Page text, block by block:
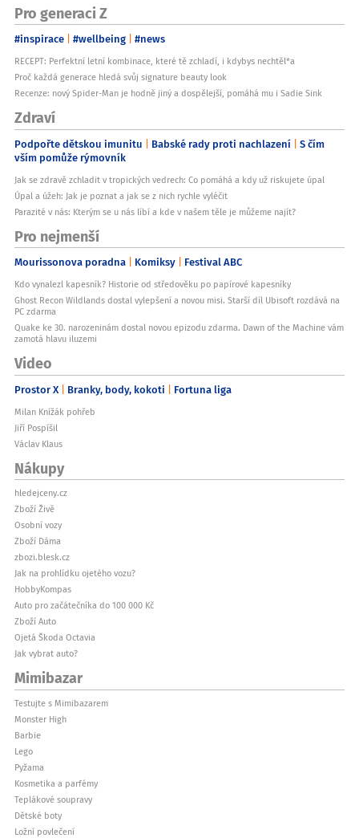
Pro generaci Z
#inspirace #wellbeing #news
RECEPT: Perfektní letní kombinace, které tě zchladí, i kdybys nechtěl*a
Proč každá generace hledá svůj signature beauty look
Recenze: nový Spider-Man je hodně jiný a dospělejší, pomáhá mu i Sadie Sink
Zdraví
Podpořte dětskou imunitu Babské rady proti nachlazení S čím
vším pomůže rýmovník
Jak se zdravě zchladit v tropických vedrech: Co pomáhá a kdy už riskujete úpal
Úpal a úžeh: Jak je poznat a jak se z nich rychle vyléčit
Parazité v nás: Kterým se u nás líbí a kde v našem těle je můžeme najít?
Pro nejmenší
Mourissonova poradna Komiksy Festival ABC
Kdo vynalezl kapesník? Historie od středověku po papírové kapesníky
Ghost Recon Wildlands dostal vylepšení a novou misi. Starší díl Ubisoft rozdává na
PC zdarma
Quake ke 30. narozeninám dostal novou epizodu zdarma. Dawn of the Machine vám
zamotá hlavu iluzemi
Video
Prostor X Branky, body, kokoti Fortuna liga
Milan Knížák pohřeb
Jiří Pospíšil
Václav Klaus
Nákupy
hledejceny.cz
Zboží Živě
Osobní vozy
Zboží Dáma
zbozi.blesk.cz
Jak na prohlídku ojetého vozu?
HobbyKompas
Auto pro začátečníka do 100 000 Kč
Zboží Auto
Ojetá Škoda Octavia
Jak vybrat auto?
Mimibazar
Testujte s Mimibazarem
Monster High
Barbie
Lego
Pyžama
Kosmetika a parfémy
Teplákové soupravy
Dětské boty
Ložní povlečení